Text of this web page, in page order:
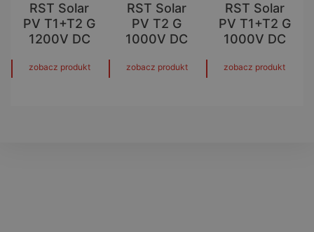
RST Solar
PV T1+T2 G
1200V DC
zobacz produkt
RST Solar
PV T2 G
1000V DC
zobacz produkt
RST Solar
PV T1+T2 G
1000V DC
zobacz produkt